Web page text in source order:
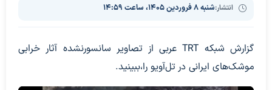
انتشار:شنبه ۸ فروردین ۱۴۰۵، ساعت ۱۴:۵۹
گزارش شبکه‌ TRT عربی از تصاویر سانسورنشده آثار خرابی
موشک‌های ایرانی در تل‌آویو را،ببینید.